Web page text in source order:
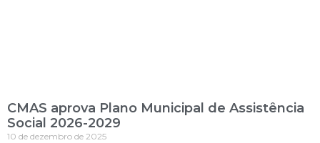
CMAS aprova Plano Municipal de Assistência
Social 2026-2029
10 de dezembro de 2025